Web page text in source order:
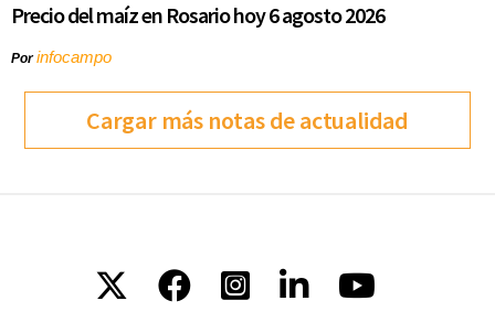
Precio del maíz en Rosario hoy 6 agosto 2026
Porinfocampo
Cargar más notas de actualidad